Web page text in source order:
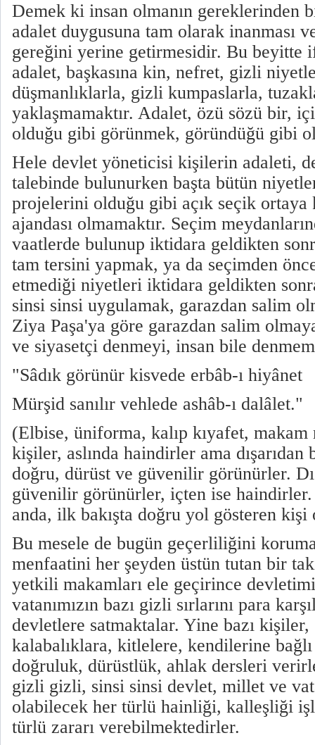
Demek ki insan olmanın gereklerinden
adalet duygusuna tam olarak inanması
gereğini yerine getirmesidir. Bu beyitte
adalet, başkasına kin, nefret, gizli
düşmanlıklarla, gizli kumpaslarla,
yaklaşmamaktır. Adalet, özü sözü bir,
olduğu gibi görünmek, göründüğü gibi
Hele devlet yöneticisi kişilerin adaleti,
talebinde bulunurken başta bütün
projelerini olduğu gibi açık seçik ortaya
ajandası olmamaktır. Seçim
vaatlerde bulunup iktidara geldikten
tam tersini yapmak, ya da seçimden
etmediği niyetleri iktidara geldikten
sinsi sinsi uygulamak, garazdan salim
Ziya Paşa'ya göre garazdan salim
ve siyasetçi denmeyi, insan bile
"Sâdık görünür kisvede erbâb-ı hiyânet
Mürşid sanılır vehlede ashâb-ı dalâlet."
(Elbise, üniforma, kalıp kıyafet,
kişiler, aslında haindirler ama dışarıdan
doğru, dürüst ve güvenilir görünürler.
güvenilir görünürler, içten ise
anda, ilk bakışta doğru yol gösteren
Bu mesele de bugün geçerliliğini
menfaatini her şeyden üstün tutan bir
yetkili makamları ele geçirince
vatanımızın bazı gizli sırlarını para
devletlere satmaktalar. Yine bazı
kalabalıklara, kitlelere, kendilerine
doğruluk, dürüstlük, ahlak dersleri
gizli gizli, sinsi sinsi devlet, millet ve
olabilecek her türlü hainliği, kalleşliği
türlü zararı verebilmektedirler.